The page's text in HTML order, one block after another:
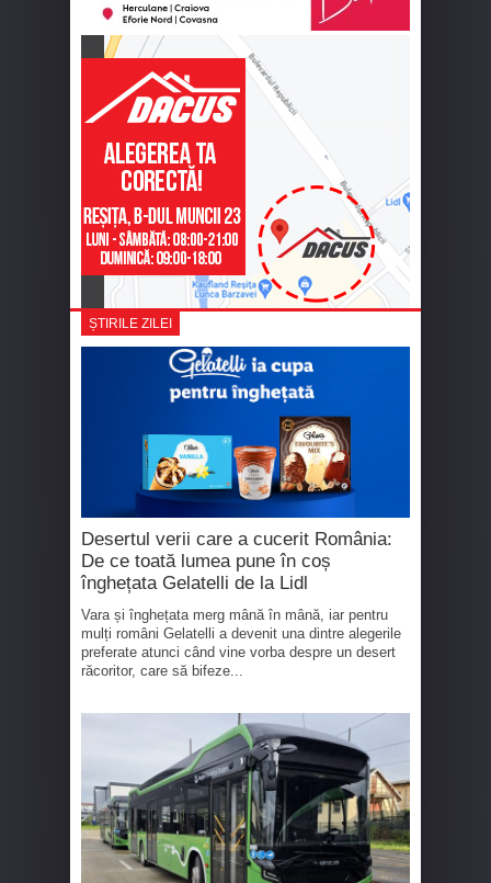
ȘTIRILE ZILEI
Desertul verii care a cucerit România:
De ce toată lumea pune în coș
înghețata Gelatelli de la Lidl
Vara și înghețata merg mână în mână, iar pentru
mulți români Gelatelli a devenit una dintre alegerile
preferate atunci când vine vorba despre un desert
răcoritor, care să bifeze...